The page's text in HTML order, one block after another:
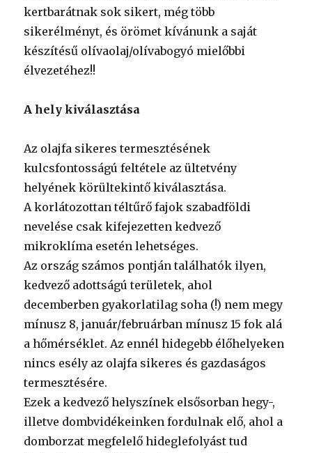
kertbarátnak sok sikert, még több
sikerélményt, és örömet kívánunk a saját
készítésű olívaolaj/olívabogyó mielőbbi
élvezetéhez!!
A hely kiválasztása
Az olajfa sikeres termesztésének
kulcsfontosságú feltétele az ültetvény
helyének körültekintő kiválasztása.
A korlátozottan téltűrő fajok szabadföldi
nevelése csak kifejezetten kedvező
mikroklíma esetén lehetséges.
Az ország számos pontján találhatók ilyen,
kedvező adottságú területek, ahol
decemberben gyakorlatilag soha (!) nem megy
mínusz 8, január/februárban mínusz 15 fok alá
a hőmérséklet. Az ennél hidegebb élőhelyeken
nincs esély az olajfa sikeres és gazdaságos
termesztésére.
Ezek a kedvező helyszínek elsősorban hegy-,
illetve dombvidékeinken fordulnak elő, ahol a
domborzat megfelelő hideglefolyást tud